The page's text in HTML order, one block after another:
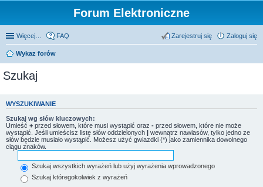
Forum Elektroniczne
Więcej… FAQ Zaloguj się
Zarejestruj się
Wykaz forów
Szukaj
WYSZUKIWANIE
Szukaj wg słów kluczowych:
Umieść + przed słowem, które musi wystąpić oraz - przed słowem, które nie może
wystąpić. Jeśli umieścisz listę słów oddzielonych | wewnątrz nawiasów, tylko jedno ze
słów będzie musiało wystąpić. Możesz użyć gwiazdki (*) jako zamiennika dowolnego
ciągu znaków.
Szukaj wszystkich wyrażeń lub użyj wyrażenia wprowadzonego
Szukaj któregokolwiek z wyrażeń